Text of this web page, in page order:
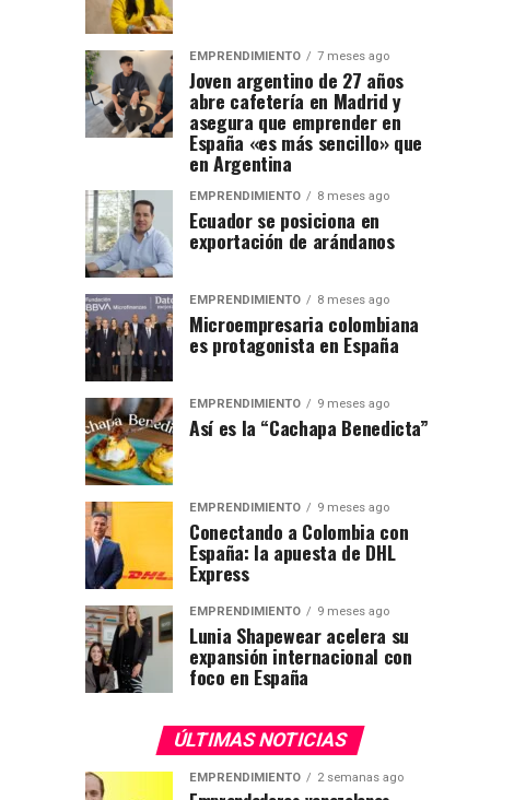
EMPRENDIMIENTO 7 meses ago
Joven argentino de 27 años
abre cafetería en Madrid y
asegura que emprender en
España «es más sencillo» que
en Argentina
EMPRENDIMIENTO 8 meses ago
Ecuador se posiciona en
exportación de arándanos
EMPRENDIMIENTO 8 meses ago
Microempresaria colombiana
es protagonista en España
EMPRENDIMIENTO 9 meses ago
Así es la “Cachapa Benedicta”
EMPRENDIMIENTO 9 meses ago
Conectando a Colombia con
España: la apuesta de DHL
Express
EMPRENDIMIENTO 9 meses ago
Lunia Shapewear acelera su
expansión internacional con
foco en España
ÚLTIMAS NOTICIAS
EMPRENDIMIENTO 2 semanas ago